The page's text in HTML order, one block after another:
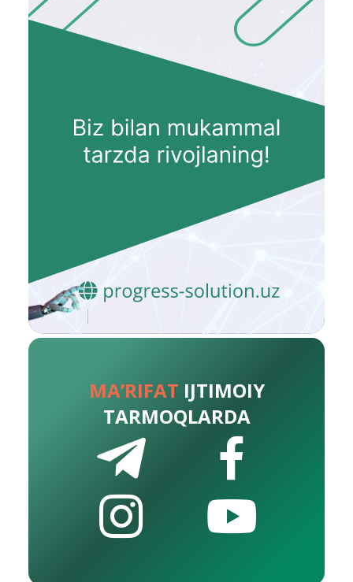
MA’RIFAT IJTIMOIY
TARMOQLARDA